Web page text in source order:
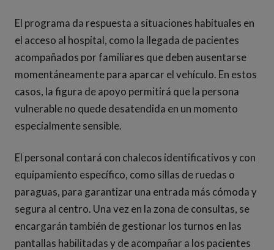
El programa da respuesta a situaciones habituales en
el acceso al hospital, como la llegada de pacientes
acompañados por familiares que deben ausentarse
momentáneamente para aparcar el vehículo. En estos
casos, la figura de apoyo permitirá que la persona
vulnerable no quede desatendida en un momento
especialmente sensible.
El personal contará con chalecos identificativos y con
equipamiento específico, como sillas de ruedas o
paraguas, para garantizar una entrada más cómoda y
segura al centro. Una vez en la zona de consultas, se
encargarán también de gestionar los turnos en las
pantallas habilitadas y de acompañar a los pacientes